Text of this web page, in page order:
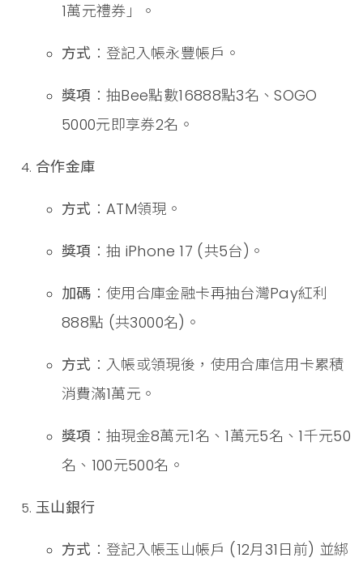
1萬元禮券」。
方式 ：登記入帳永豐帳戶。
獎項 ：抽Bee點數16888點3名、SOGO
5000元即享券2名。
合作金庫
方式 ：ATM領現。
獎項 ：抽 iPhone 17 (共5台)。
加碼 ：使用合庫金融卡再抽台灣Pay紅利
888點 (共3000名)。
方式 ：入帳或領現後，使用合庫信用卡累積
消費滿1萬元。
獎項 ：抽現金8萬元1名、1萬元5名、1千元50
名、100元500名。
玉山銀行
方式 ：登記入帳玉山帳戶 (12月31日前) 並綁